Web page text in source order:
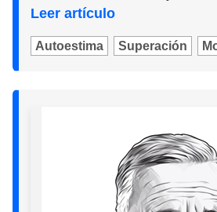
Leer artículo
Autoestima Superación